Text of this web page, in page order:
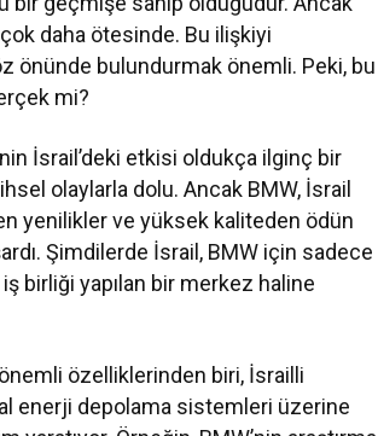
çok daha ötesinde. Bu ilişkiyi
önünde bulundurmak önemli. Peki, bu
mi?
İsrail’deki etkisi oldukça ilginç bir
olaylarla dolu. Ancak BMW, İsrail
yenilikler ve yüksek kaliteden ödün
Şimdilerde İsrail, BMW için sadece
birliği yapılan bir merkez haline
özelliklerinden biri, İsrailli
enerji depolama sistemleri üzerine